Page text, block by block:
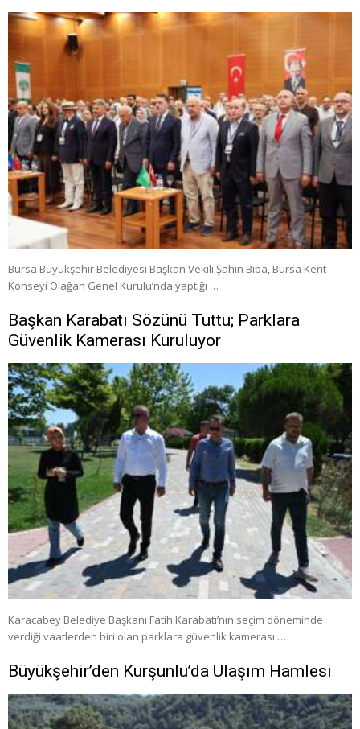
Bursa Büyükşehir Belediyesi Başkan Vekili Şahin Biba, Bursa Kent
Konseyi Olağan Genel Kurulu’nda yaptığı …
Başkan Karabatı Sözünü Tuttu; Parklara
Güvenlik Kamerası Kuruluyor
Karacabey Belediye Başkanı Fatih Karabatı’nın seçim döneminde
verdiği vaatlerden biri olan parklara güvenlik kamerası …
Büyükşehir’den Kurşunlu’da Ulaşım Hamlesi